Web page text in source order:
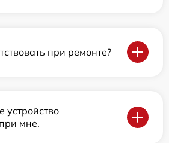
при ремонте?
устройство
мне.